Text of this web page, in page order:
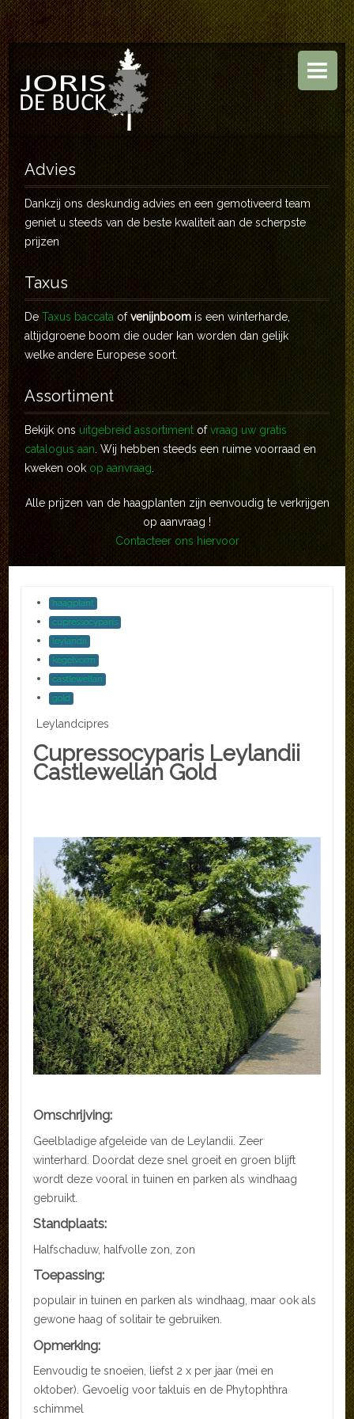
HOME
BOOMKWEKERIJ
TUINEN
ASSORTIMENT
CONTACT
Advies
Dankzij ons deskundig advies en een gemotiveerd team
geniet u steeds van de beste kwaliteit aan de scherpste
prijzen
Taxus
DeTaxus baccata ofvenijnboom is een winterharde,
altijdgroene boom die ouder kan worden dan gelijk
welke andere Europese soort.
Assortiment
Bekijk ons uitgebreid assortiment ofvraag uw gratis
catalogus aan . Wij hebben steeds een ruime voorraad en
kweken ook op aanvraag
Alle prijzen van de haagplanten zijn eenvoudig te verkrijgen
op aanvraag !
Contacteer ons hiervoor
haagplant
cupressocyparis
leylandii
kegelvorm
castlewellan
gold
Leylandcipres
Cupressocyparis Leylandii
Castlewellan Gold
Omschrijving:
Geelbladige afgeleide van de Leylandii. Zeer
winterhard. Doordat deze snel groeit en groen blijft
wordt deze vooral in tuinen en parken als windhaag
gebruikt.
Standplaats:
Halfschaduw, halfvolle zon, zon
Toepassing:
populair in tuinen en parken als windhaag, maar ook als
gewone haag of solitair te gebruiken.
Opmerking:
Eenvoudig te snoeien, liefst 2 x per jaar (mei en
oktober). Gevoelig voor takluis en de Phytophthra
schimmel